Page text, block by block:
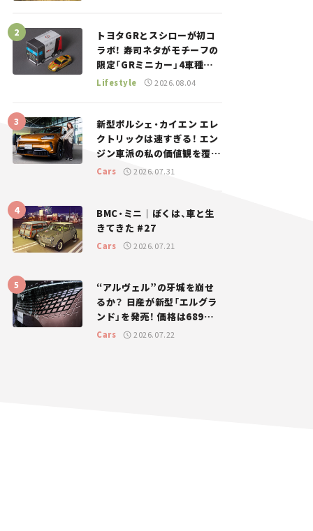
トヨタGRとスシローが初コ
ラボ！ 寿司ネタがモチーフの
限定「GRミニカー」4車種が
登場。入手方法は？【クルマ
Lifestyle 2026.08.04
新型ポルシェ・カイエン エレ
クトリックは速すぎる！ エン
ジン車派の私の価値観を覆し
た、新しいポルシェの走り。
Cars 2026.07.31
BMC・ミニ｜ぼくは、車と生
きてきた #27
Cars 2026.07.21
“アルヴェル”の牙城を崩せ
るか？ 日産が新型「エルグラ
ンド」を発売！ 価格は689万
円から【新車ニュース】
Cars 2026.07.22